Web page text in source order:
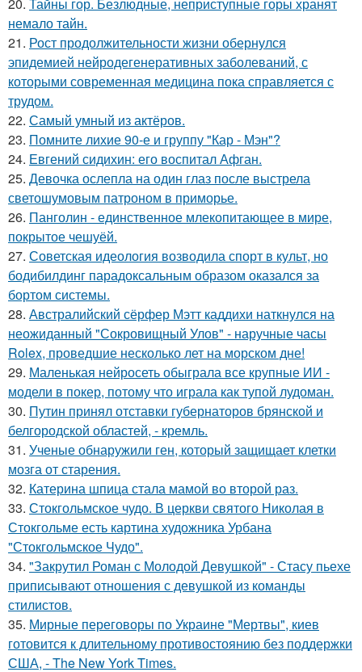
20. Тайны гор. Безлюдные, неприступные горы хранят
немало тайн.
21. Рост продолжительности жизни обернулся
эпидемией нейродегенеративных заболеваний, с
которыми современная медицина пока справляется с
трудом.
22. Самый умный из актёров.
23. Помните лихие 90-е и группу "Кар - Мэн"?
24. Евгений сидихин: его воспитал Афган.
25. Девочка ослепла на один глаз после выстрела
светошумовым патроном в приморье.
26. Панголин - единственное млекопитающее в мире,
покрытое чешуёй.
27. Советская идеология возводила спорт в культ, но
бодибилдинг парадоксальным образом оказался за
бортом системы.
28. Австралийский сёрфер Мэтт каддихи наткнулся на
неожиданный "Сокровищный Улов" - наручные часы
Rolex, проведшие несколько лет на морском дне!
29. Маленькая нейросеть обыграла все крупные ИИ -
модели в покер, потому что играла как тупой лудоман.
30. Путин принял отставки губернаторов брянской и
белгородской областей, - кремль.
31. Ученые обнаружили ген, который защищает клетки
мозга от старения.
32. Катерина шпица стала мамой во второй раз.
33. Стокгольмское чудо. В церкви святого Николая в
Стокгольме есть картина художника Урбана
"Стокгольмское Чудо".
34. "Закрутил Роман с Молодой Девушкой" - Стасу пьехе
приписывают отношения с девушкой из команды
стилистов.
35. Мирные переговоры по Украине "Мертвы", киев
готовится к длительному противостоянию без поддержки
США, - The New York Times.